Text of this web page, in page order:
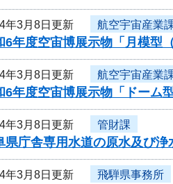
年3月8日更新 航空宇宙産業
6年度空宙博展示物「月模型
年3月8日更新 航空宇宙産業
6年度空宙博展示物「ドーム
年3月8日更新 管財課
県庁舎専用水道の原水及び
年3月8日更新 飛騨県事務所